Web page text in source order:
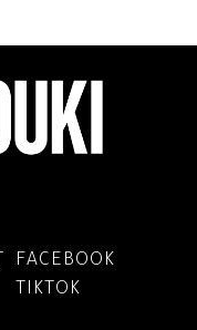
FACEBOOK
TIKTOK